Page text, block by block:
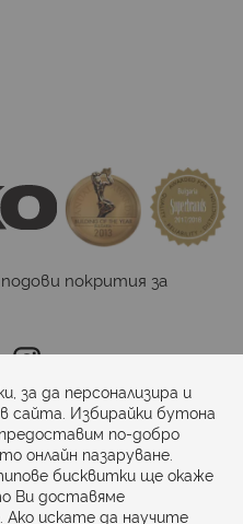
покрития за
за да персонализира и
сайта. Избирайки бутона
по-добро
онлайн пазаруване.
бисквитки ще окаже
Ви доставяме
Ако искате да научите